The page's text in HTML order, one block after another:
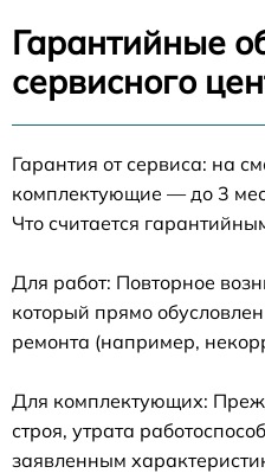
Гарантийные
сервисного
Гарантия от сервиса: на
комплектующие — до 3
Что считается
Для работ: Повторное
который прямо
ремонта (например,
Для комплектующих:
строя, утрата
заявленным